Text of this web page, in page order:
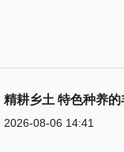
精耕乡土 特色种养
2026-08-06 14:41